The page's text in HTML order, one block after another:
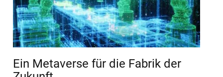
Ein Metaverse für die Fabrik der